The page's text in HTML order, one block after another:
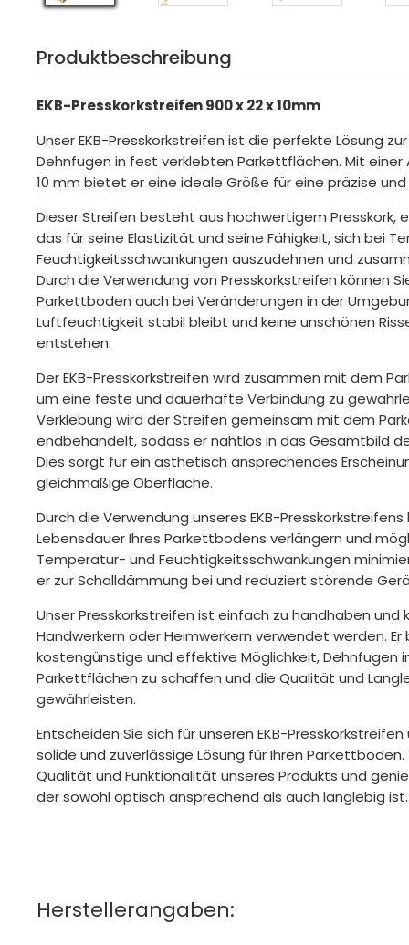
Produktbeschreibung
EKB-Presskorkstreifen 900 x 22 x 10mm
Unser EKB-Presskorkstreifen ist die perfekte Lösung
Dehnfugen in fest verklebten Parkettflächen. Mit einer
10 mm bietet er eine ideale Größe für eine präzise
Dieser Streifen besteht aus hochwertigem Presskork,
das für seine Elastizität und seine Fähigkeit, sich bei
Feuchtigkeitsschwankungen auszudehnen und
Durch die Verwendung von Presskorkstreifen können
Parkettboden auch bei Veränderungen in der
Luftfeuchtigkeit stabil bleibt und keine unschönen
entstehen.
Der EKB-Presskorkstreifen wird zusammen mit dem
um eine feste und dauerhafte Verbindung zu
Verklebung wird der Streifen gemeinsam mit dem
endbehandelt, sodass er nahtlos in das Gesamtbild
Dies sorgt für ein ästhetisch ansprechendes
gleichmäßige Oberfläche.
Durch die Verwendung unseres EKB-Presskorkstreifens
Lebensdauer Ihres Parkettbodens verlängern und
Temperatur- und Feuchtigkeitsschwankungen
er zur Schalldämmung bei und reduziert störende
Unser Presskorkstreifen ist einfach zu handhaben und
Handwerkern oder Heimwerkern verwendet werden.
kostengünstige und effektive Möglichkeit, Dehnfugen
Parkettflächen zu schaffen und die Qualität und
gewährleisten.
Entscheiden Sie sich für unseren EKB-
solide und zuverlässige Lösung für Ihren
Qualität und Funktionalität unseres Produkts und
der sowohl optisch ansprechend als auch langlebig ist.
Herstellerangaben: